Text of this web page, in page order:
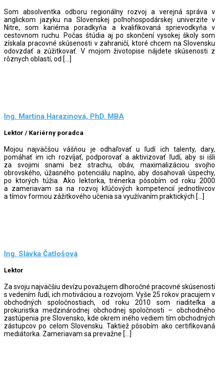
Som absolventka odboru regionálny rozvoj a verejná správa v
anglickom jazyku na Slovenskej poľnohospodárskej univerzite v
Nitre, som kariérna poradkyňa a kvalifikovaná sprievodkyňa v
cestovnom ruchu. Počas štúdia aj po skončení vysokej školy som
získala pracovné skúsenosti v zahraničí, ktoré chcem na Slovensku
odovzdať a zúžitkovať. V mojom životopise nájdete skúsenosti z
rôznych oblastí, od […]
Ing. Martina Harazinová, PhD. MBA
Lektor / Kariérny poradca
Mojou najväčšou vášňou je odhaľovať u ľudí ich talenty, dary,
pomáhať im ich rozvíjať, podporovať a aktivizovať ľudí, aby si išli
za svojimi snami bez strachu, obáv, maximalizáciou svojho
obrovského, úžasného potenciálu naplno, aby dosahovali úspechy,
po ktorých túžia. Ako lektorka, trénerka pôsobím od roku 2000
a zameriavam sa na rozvoj kľúčových kompetencií jednotlivcov
a tímov formou zážitkového učenia sa využívaním praktických […]
Ing. Slávka Čatlošová
Lektor
Za svoju najväčšiu devízu považujem dlhoročné pracovné skúsenosti
s vedením ľudí, ich motiváciou a rozvojom. Vyše 25 rokov pracujem v
obchodných spoločnostiach, od roku 2010 som riaditeľka a
prokuristka medzinárodnej obchodnej spoločnosti – obchodného
zastúpenia pre Slovensko, kde okrem iného vediem tím obchodných
zástupcov po celom Slovensku. Taktiež pôsobím ako certifikovaná
mediátorka. Zameriavam sa prevažne […]